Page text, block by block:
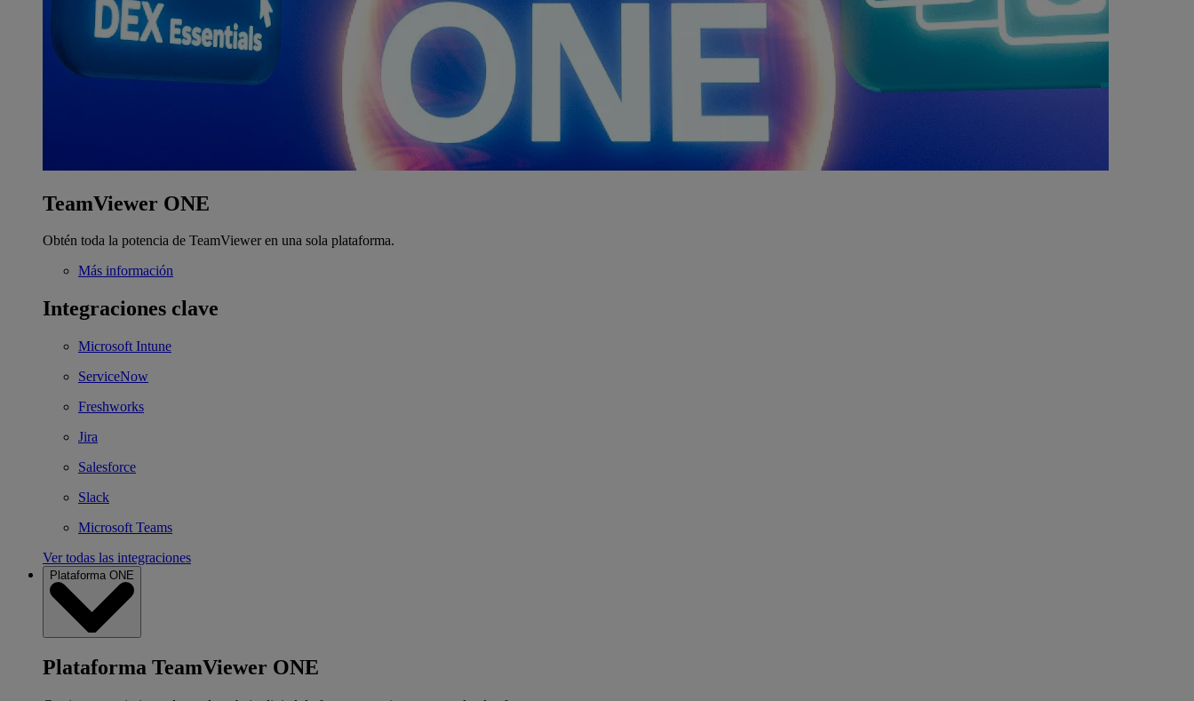
TeamViewer ONE
Obtén toda la potencia de TeamViewer en una sola plataforma.
Más información
Integraciones clave
Microsoft Intune
ServiceNow
Freshworks
Jira
Salesforce
Slack
Microsoft Teams
Ver todas las integraciones
Plataforma ONE
Plataforma TeamViewer ONE